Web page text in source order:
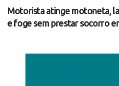
Motorista atinge motoneta,
e foge sem prestar socorro